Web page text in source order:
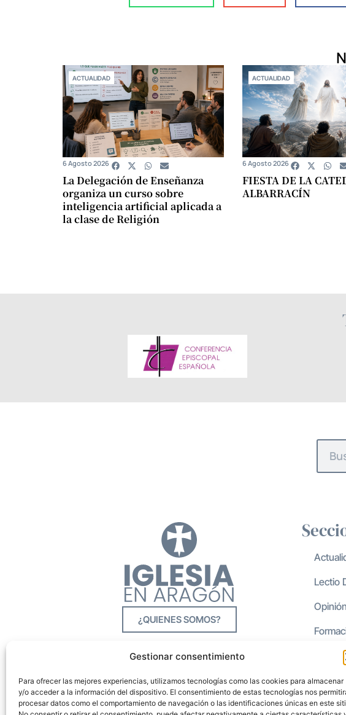
Gestionar consentimiento
Para ofrecer las mejores experiencias, utilizamos tecnologías como las cookies para almacenar
y/o acceder a la información del dispositivo. El consentimiento de estas tecnologías nos
procesar datos como el comportamiento de navegación o las identificaciones únicas en este
ACTUALIDAD
La Delegación de Enseñanza
organiza un curso sobre
inteligencia artificial aplicada a
la clase de Religión
6 Agosto 2026
ACTUALIDAD
FIESTA DE LA
ALBARRACÍN
6 Agosto 2026
¿QUIENES SOMOS?
Lectio
Opinión